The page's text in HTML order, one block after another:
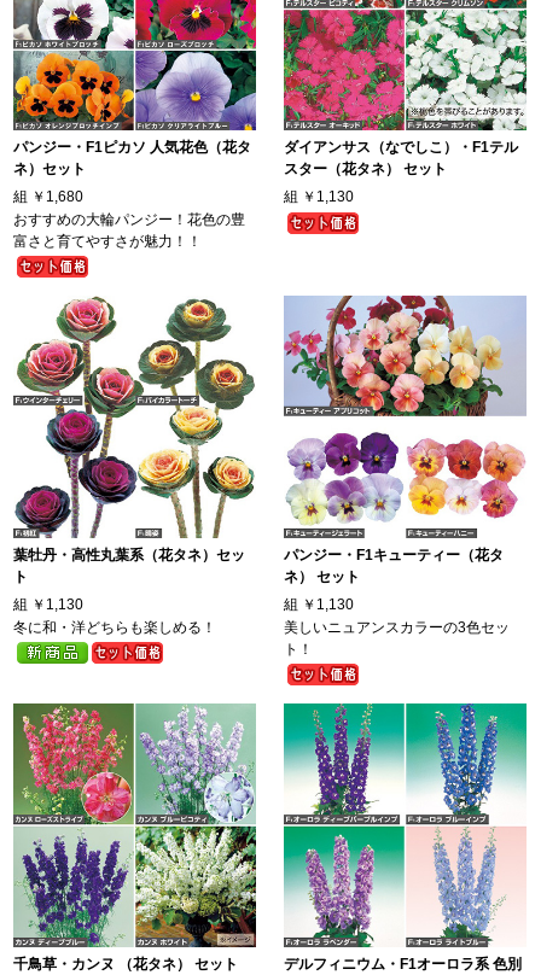
パンジー・F1ピカソ 人気花色（花タ
ネ）セット
組 ￥1,680
おすすめの大輪パンジー！花色の豊
富さと育てやすさが魅力！！
ダイアンサス（なでしこ）・F1テル
スター（花タネ） セット
組 ￥1,130
葉牡丹・高性丸葉系（花タネ）セッ
ト
組 ￥1,130
冬に和・洋どちらも楽しめる！
パンジー・F1キューティー（花タ
ネ） セット
組 ￥1,130
美しいニュアンスカラーの3色セッ
ト！
千鳥草・カンヌ （花タネ） セット
デルフィニウム・F1オーロラ系 色別